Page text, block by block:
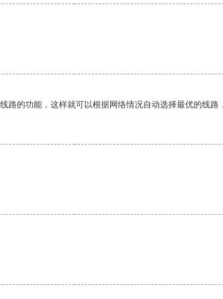
的功能，这样就可以根据网络情况自动选择最优的线路